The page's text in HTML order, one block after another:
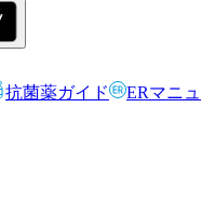
抗菌薬ガイド
ERマニュ